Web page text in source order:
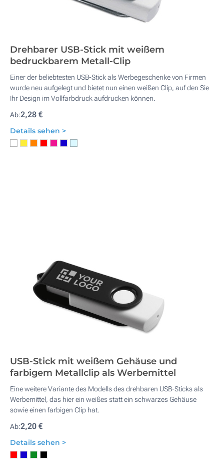
Drehbarer USB-Stick mit weißem
bedruckbarem Metall-Clip
Einer der beliebtesten USB-Stick als Werbegeschenke von Firmen
wurde neu aufgelegt und bietet nun einen weißen Clip, auf den Sie
Ihr Design im Vollfarbdruck aufdrucken können.
Ab:2,28 €
Details sehen >
USB-Stick mit weißem Gehäuse und
farbigem Metallclip als Werbemittel
Eine weitere Variante des Modells des drehbaren USB-Sticks als
Werbemittel, das hier ein weißes statt ein schwarzes Gehäuse
sowie einen farbigen Clip hat.
Ab:2,20 €
Details sehen >